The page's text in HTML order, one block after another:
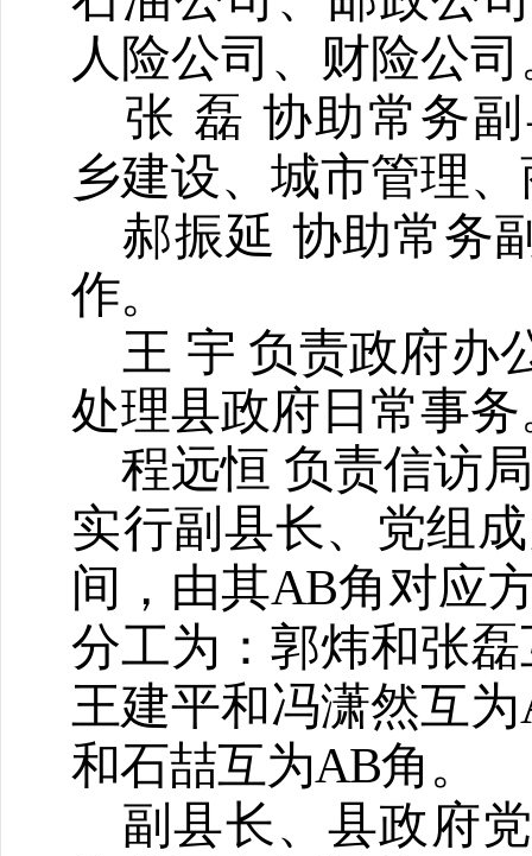
人险公司、财险公
张 磊 协助常务
乡建设、城市管理、
郝振延 协助常务
作。
王 宇 负责政府办
处理县政府日常事务
程远恒 负责信访局
实行副县长、党组
间，由其AB角对应
分工为：郭炜和张磊
王建平和冯潇然互为
和石喆互为AB角 。
副县长、县政府